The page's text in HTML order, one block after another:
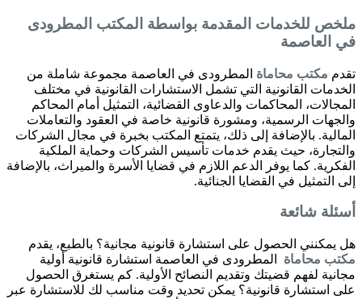
ملخص للخدمات المقدمة بواسطة المكتب المطرودى
في العاصمة
تقدم مكتب محاماة المطرودى في العاصمة مجموعة شاملة من
الخدمات القانونية التي تشمل الاستشارات القانونية في مختلف
المجالات، المحاكمات والدعاوى القضائية، التمثيل أمام المحاكم
والجهات الرسمية، ومشورة قانونية خاصة في العقود والتعاملات
المالية. بالإضافة إلى ذلك، يتمتع المكتب بخبرة في مجال الشركات
والتجارة، حيث يقدم خدمات تأسيس الشركات وحماية الملكية
الفكرية. كما يوفر الدعم اللازم في قضايا الأسرة والميراث، بالإضافة
إلى التمثيل في القضايا الجنائية.
أسئلة شائعة
هل يمكنني الحصول على استشارة قانونية مجانية؟ بالطبع، يقدم
مكتب محاماة المطرودى في العاصمة استشارة قانونية أولية
مجانية لفهم قضيتك وتقديم النصائح الأولية. كم يستغرق الحصول
على استشارة قانونية؟ يمكن تحديد وقت مناسب لك للاستشارة عبر